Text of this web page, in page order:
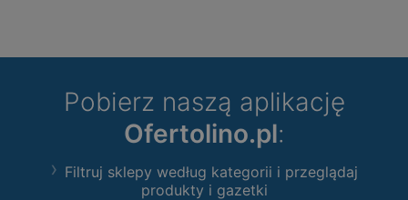
Pobierz naszą aplikację
Ofertolino.pl:
Filtruj sklepy według kategorii i przeglądaj
produkty i gazetki